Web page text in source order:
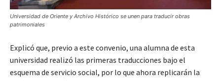
Universidad de Oriente y Archivo Histórico se unen para traducir obras
patrimoniales
Explicó que, previo a este convenio, una alumna de esta
universidad realizó las primeras traducciones bajo el
esquema de servicio social, por lo que ahora replicarán la